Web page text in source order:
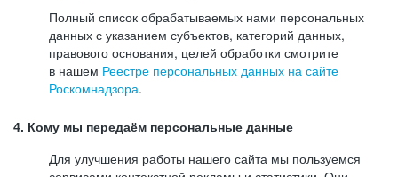
Полный список обрабатываемых нами персональных
данных с указанием субъектов, категорий данных,
правового основания, целей обработки смотрите
в нашем Реестре персональных данных на сайте
Роскомнадзора.
4. Кому мы передаём персональные данные
Для улучшения работы нашего сайта мы пользуемся